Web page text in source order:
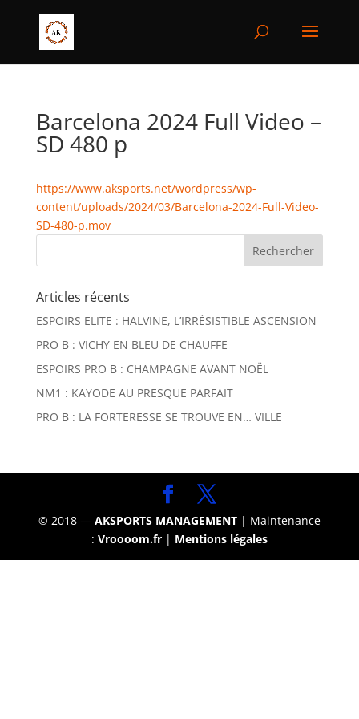
Barcelona 2024 Full Video –
SD 480 p
https://www.aksports.net/wordpress/wp-
content/uploads/2024/03/Barcelona-2024-Full-Video-
SD-480-p.mov
Articles récents
ESPOIRS ELITE : HALVINE, L’IRRÉSISTIBLE ASCENSION
PRO B : VICHY EN BLEU DE CHAUFFE
ESPOIRS PRO B : CHAMPAGNE AVANT NOËL
NM1 : KAYODE AU PRESQUE PARFAIT
PRO B : LA FORTERESSE SE TROUVE EN… VILLE
© 2018 — AKSPORTS MANAGEMENT | Maintenance
: Vroooom.fr| Mentions légales